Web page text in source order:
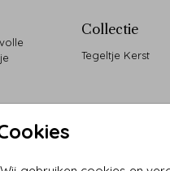
Collectie
Tegeltje Kerst